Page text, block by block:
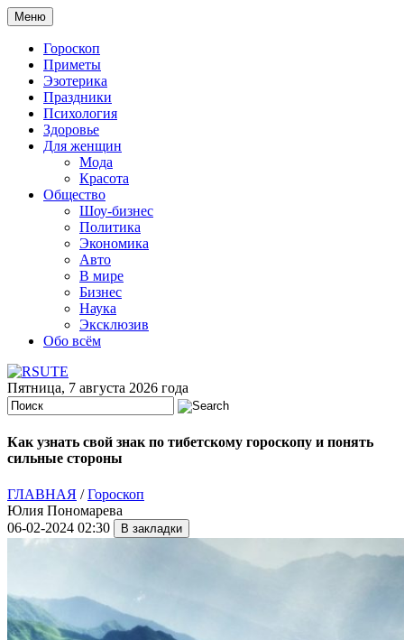
Меню
Гороскоп
Приметы
Эзотерика
Праздники
Психология
Здоровье
Для женщин
Мода
Красота
Общество
Шоу-бизнес
Политика
Экономика
Авто
В мире
Бизнес
Наука
Эксклюзив
Обо всём
Пятница, 7 августа 2026 года
Как узнать свой знак по тибетскому гороскопу и понять
сильные стороны
ГЛАВНАЯ /Гороскоп
Юлия Пономарева
06-02-2024 02:30